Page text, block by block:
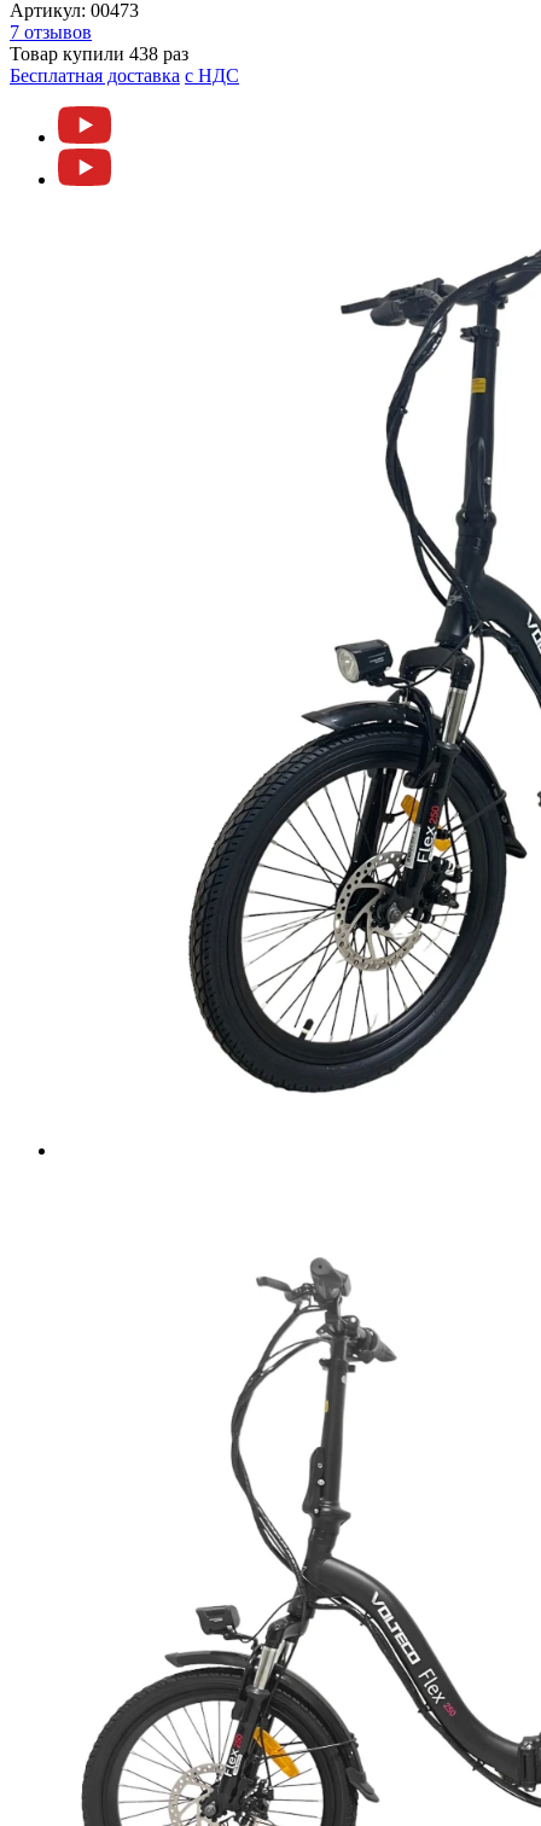
Артикул: 00473
7 отзывов
Товар купили 438 раз
Бесплатная доставка c НДС